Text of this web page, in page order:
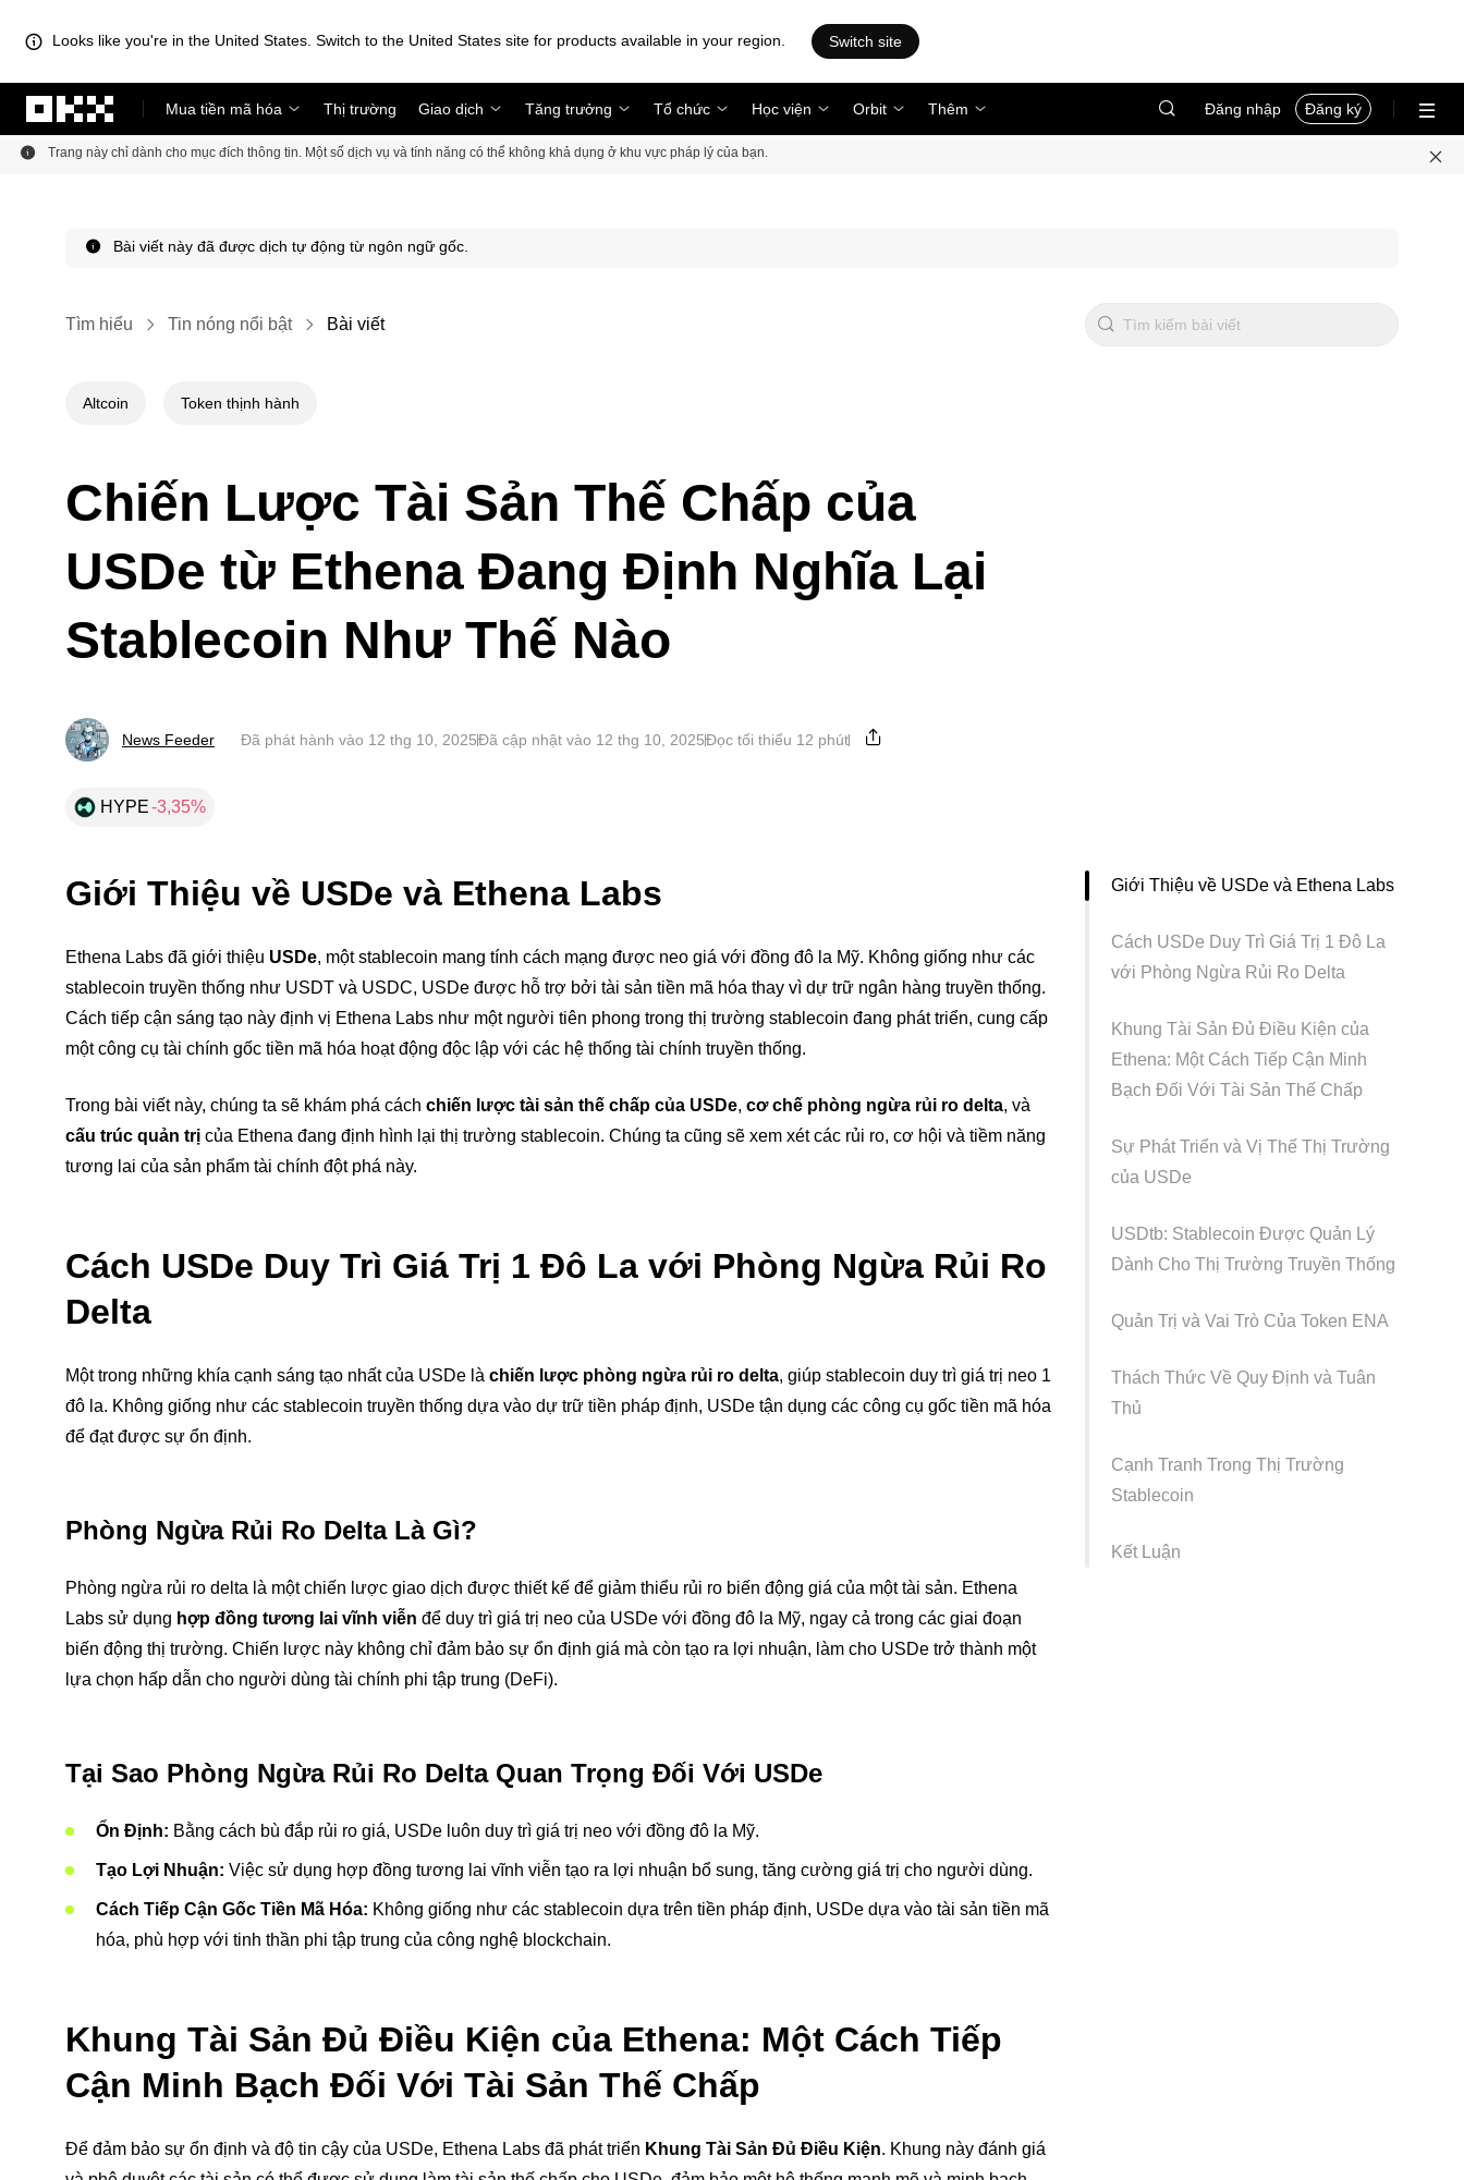
Looks like you're in the United States. Switch to the United States site for products available in your region. Switch site
Mua tiền mã hóa
Thị trường Giao dịch Tăng trưởng Tổ chức Học viện Orbit Thêm Đăng nhập Đăng ký
Trang này chỉ dành cho mục đích thông tin. Một số dịch vụ và tính năng có thể không khả dụng ở khu vực pháp lý của bạn.
Bài viết này đã được dịch tự động từ ngôn ngữ gốc.
Tìm hiểu Tin nóng nổi bật Bài viết
Altcoin Token thịnh hành
Chiến Lược Tài Sản Thế Chấp của
USDe từ Ethena Đang Định Nghĩa Lại
Stablecoin Như Thế Nào
News Feeder Đã phát hành vào 12 thg 10, 2025Đã cập nhật vào 12 thg 10, 2025Đọc tối thiểu 12 phút
HYPE-3,35%
Giới Thiệu về USDe và Ethena Labs
Ethena Labs đã giới thiệu USDe, một stablecoin mang tính cách mạng được neo giá với đồng đô la Mỹ. Không giống như các
stablecoin truyền thống như USDT và USDC, USDe được hỗ trợ bởi tài sản tiền mã hóa thay vì dự trữ ngân hàng truyền thống.
Cách tiếp cận sáng tạo này định vị Ethena Labs như một người tiên phong trong thị trường stablecoin đang phát triển, cung cấp
một công cụ tài chính gốc tiền mã hóa hoạt động độc lập với các hệ thống tài chính truyền thống.
Trong bài viết này, chúng ta sẽ khám phá cách chiến lược tài sản thế chấp của USDe, cơ chế phòng ngừa rủi ro delta, và
cấu trúc quản trị của Ethena đang định hình lại thị trường stablecoin. Chúng ta cũng sẽ xem xét các rủi ro, cơ hội và tiềm năng
tương lai của sản phẩm tài chính đột phá này.
Cách USDe Duy Trì Giá Trị 1 Đô La với Phòng Ngừa Rủi Ro
Delta
Một trong những khía cạnh sáng tạo nhất của USDe là chiến lược phòng ngừa rủi ro delta, giúp stablecoin duy trì giá trị neo 1
đô la. Không giống như các stablecoin truyền thống dựa vào dự trữ tiền pháp định, USDe tận dụng các công cụ gốc tiền mã hóa
để đạt được sự ổn định.
Phòng Ngừa Rủi Ro Delta Là Gì?
Phòng ngừa rủi ro delta là một chiến lược giao dịch được thiết kế để giảm thiểu rủi ro biến động giá của một tài sản. Ethena
Labs sử dụng hợp đồng tương lai vĩnh viễn để duy trì giá trị neo của USDe với đồng đô la Mỹ, ngay cả trong các giai đoạn
biến động thị trường. Chiến lược này không chỉ đảm bảo sự ổn định giá mà còn tạo ra lợi nhuận, làm cho USDe trở thành một
lựa chọn hấp dẫn cho người dùng tài chính phi tập trung (DeFi).
Tại Sao Phòng Ngừa Rủi Ro Delta Quan Trọng Đối Với USDe
Ổn Định: Bằng cách bù đắp rủi ro giá, USDe luôn duy trì giá trị neo với đồng đô la Mỹ.
Tạo Lợi Nhuận: Việc sử dụng hợp đồng tương lai vĩnh viễn tạo ra lợi nhuận bổ sung, tăng cường giá trị cho người dùng.
Cách Tiếp Cận Gốc Tiền Mã Hóa: Không giống như các stablecoin dựa trên tiền pháp định, USDe dựa vào tài sản tiền mã
hóa, phù hợp với tinh thần phi tập trung của công nghệ blockchain.
Khung Tài Sản Đủ Điều Kiện của Ethena: Một Cách Tiếp
Cận Minh Bạch Đối Với Tài Sản Thế Chấp
Để đảm bảo sự ổn định và độ tin cậy của USDe, Ethena Labs đã phát triển Khung Tài Sản Đủ Điều Kiện. Khung này đánh giá
Giới Thiệu về USDe và Ethena Labs
Cách USDe Duy Trì Giá Trị 1 Đô La
với Phòng Ngừa Rủi Ro Delta
Khung Tài Sản Đủ Điều Kiện của
Ethena: Một Cách Tiếp Cận Minh
Bạch Đối Với Tài Sản Thế Chấp
Sự Phát Triển và Vị Thế Thị Trường
của USDe
USDtb: Stablecoin Được Quản Lý
Dành Cho Thị Trường Truyền Thống
Quản Trị và Vai Trò Của Token ENA
Thách Thức Về Quy Định và Tuân
Thủ
Cạnh Tranh Trong Thị Trường
Stablecoin
Kết Luận